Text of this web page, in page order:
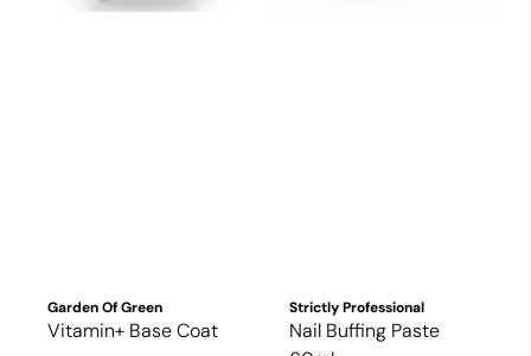
Garden Of Green
Vitamin+ Base Coat
Strictly Professional
Nail Buffing Paste